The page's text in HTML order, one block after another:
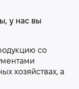
у нас вы
со
хозяйствах, а